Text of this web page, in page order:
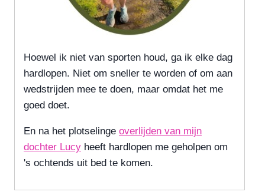
Hoewel ik niet van sporten houd, ga ik elke dag
hardlopen. Niet om sneller te worden of om aan
wedstrijden mee te doen, maar omdat het me
goed doet.
En na het plotselinge overlijden van mijn
dochter Lucy heeft hardlopen me geholpen om
's ochtends uit bed te komen.